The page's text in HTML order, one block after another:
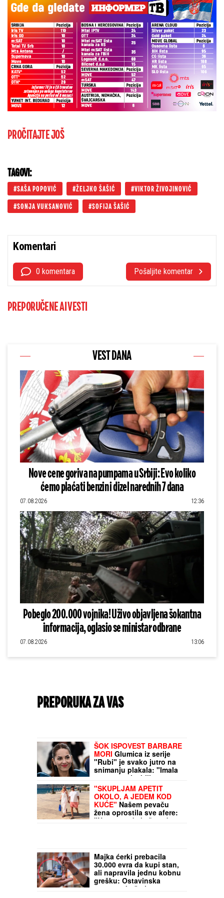
PROČITAJTE JOŠ
TAGOVI:
SAŠA POPOVIĆ ŽELJKO ŠAŠIĆ VIKTOR ŽIVOJINOVIĆ
SONJA VUKSANOVIĆ SOFIJA ŠAŠIĆ
Komentari
0 komentara Pošaljite komentar
PREPORUČENE AI VESTI
VEST DANA
Nove cene goriva na pumpama u Srbiji: Evo koliko
ćemo plaćati benzin i dizel narednih 7 dana
07.08.2026 12:36
Pobeglo 200.000 vojnika! Uživo objavljena šokantna
informacija, oglasio se ministar odbrane
07.08.2026 13:06
PREPORUKA ZA VAS
"DRAGANE, USKLADI AMBICIJE SA
SVOJOM KONDICIJOM I MUNICIJOM"
Jovana Jeremić prozvala bivšeg i njegovu
verenicu, a on poručuje šta mu je JEDINO
MORI
Glumica iz serije
"Rubi" je svako jutro na
snimanju plakala: "Imala
sam sve u izobilju, a
mnogo sam pila"
"SKUPLJAM APETIT